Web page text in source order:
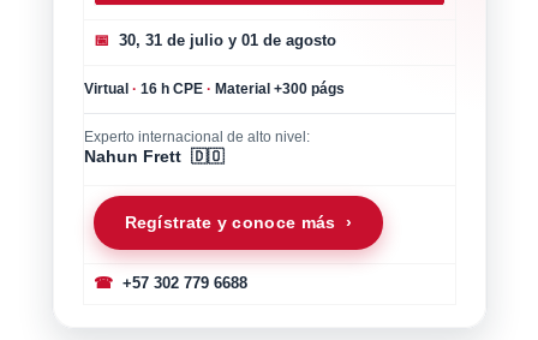
📅 30, 31 de julio y 01 de agosto
Virtual · 16 h CPE · Material +300 págs
Experto internacional de alto nivel:
Nahun Frett 🇩🇴
Regístrate y conoce más ›
☎+57 302 779 6688